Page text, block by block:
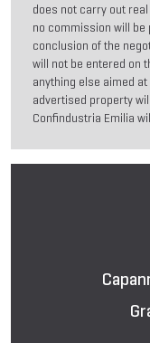
does not carry out
no commission will be
conclusion of the
will not be entered on
anything else aimed
advertised property
Confindustria Emilia